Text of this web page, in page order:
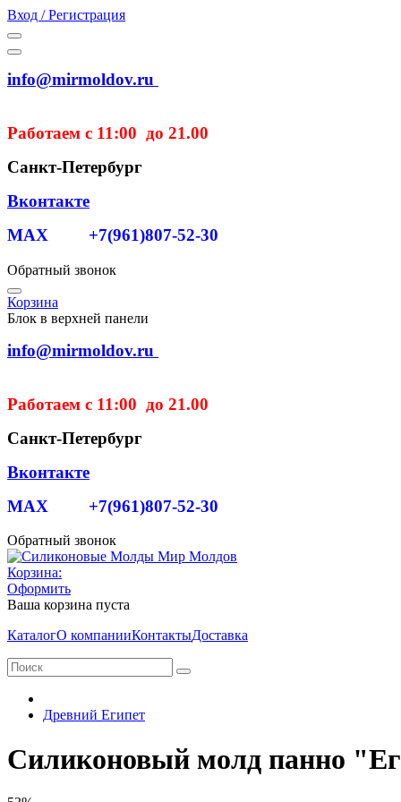
Вход / Регистрация
info@mirmoldov.ru
Работаем с 11:00 до 21.00
Санкт-Петербург
Вконтакте
MAX +7(961)807-52-30
Обратный звонок
Корзина
Блок в верхней панели
info@mirmoldov.ru
Работаем с 11:00 до 21.00
Санкт-Петербург
Вконтакте
MAX +7(961)807-52-30
Обратный звонок
Корзина:
Оформить
Ваша корзина пуста
КаталогО компанииКонтактыДоставка
Древний Египет
Силиконовый молд панно